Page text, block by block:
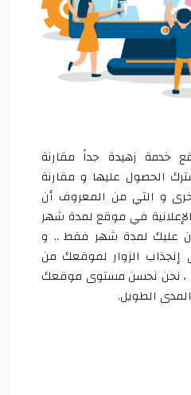
خدمة زهيدة جداً مقارنة
الحصول عليها و مقارنة
و التي من المعروف أن
في موقع لمدة شهر
عليك لمدة شهر فقط .. و
إنجذاب الزوار لموقعك من
، نحن نحسن مستوى موقعك
الطويل.